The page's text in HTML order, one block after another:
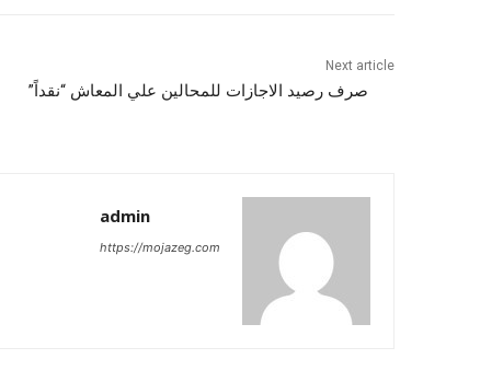
Next article
صرف رصيد الاجازات للمحالين علي المعاش “نقداً”
admin
https://mojazeg.com